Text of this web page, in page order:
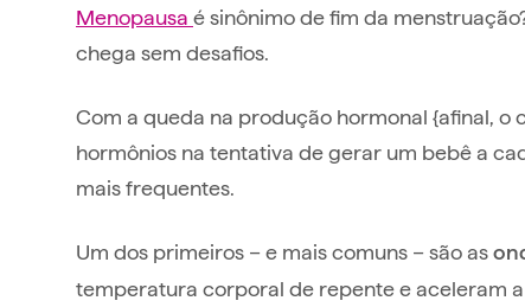
Menopausa é sinônimo de fim da
chega sem desafios.
Com a queda na produção hormonal {afinal,
hormônios na tentativa de gerar um bebê a
mais frequentes.
Um dos primeiros – e mais comuns – são as
temperatura corporal de repente e aceleram